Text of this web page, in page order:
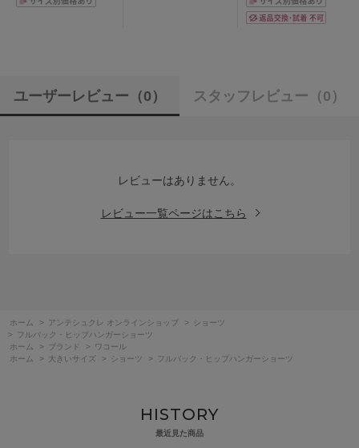
ユーザーレビュー （0） スタッフレビュー （0）
レビューはありません。
レビュー一覧ページはこちら
ホーム > アンテシュクレ オンラインショップ >
ショーツ
>
フルバック・ヒップハンガーショーツ
ホーム
> ブランド >
ワコール
ホーム
> 大きいサイズ > ショーツ > フルバック・ヒップハンガーショーツ
HISTORY
最近見た商品